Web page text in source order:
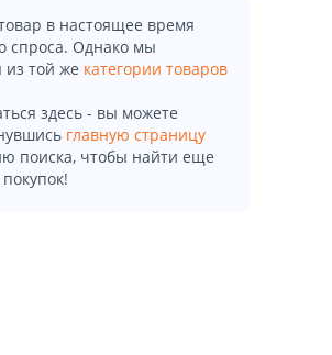
в настоящее время
спроса. Однако мы
из той же категории товаров
здесь - вы можете
главную страницу
поиска, чтобы найти еще